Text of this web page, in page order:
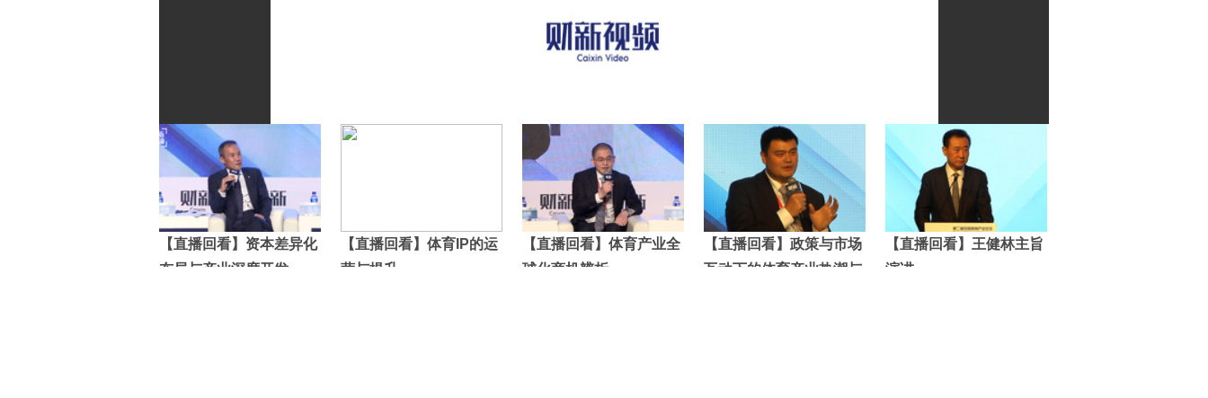
【直播回看】资本差异化
布局与产业深度开发
【直播回看】体育IP的运
营与提升
【直播回看】体育产业全
球化商机辨析
【直播回看】政策与市场
互动下的体育产业热潮与
【直播回看】王健林主旨
演讲